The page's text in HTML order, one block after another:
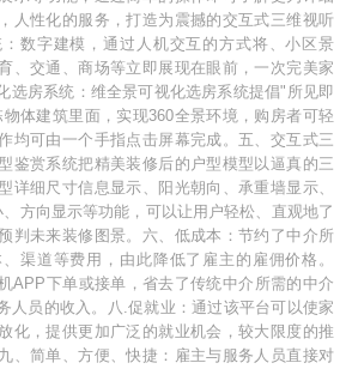
人性化的服务，打造为震撼的交互式三维视听
数字建模，通过人机交互的方式将、小区景
、交通、商场等立即展现在眼前，一次完美家
选房系统：维全景可视化选房系统提倡"所见即
体建筑里面，实现360全景环境，购房者可轻
均可由一个手指点击屏幕完成。五、交互式三
鉴赏系统把精美装修后的户型模型以逼真的三
详细尺寸信息显示、阳光朝向、承重墙显示、
方向显示等功能，可以让用户轻松、直观地了
判未来装修图景。六、低成本：节约了中介所
渠道等费用，由此降低了雇主的雇佣价格。
APP下单或接单，省去了传统中介所需的中介
人员的收入。八.促就业：通过该平台可以使家
化，提供更加广泛的就业机会，较大限度的推
、简单、方便、快捷：雇主与服务人员直接对